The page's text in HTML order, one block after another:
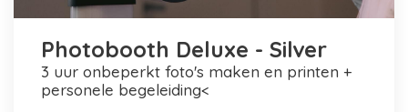
Photobooth Deluxe - Silver
3 uur onbeperkt foto's maken en printen +
personele begeleiding<